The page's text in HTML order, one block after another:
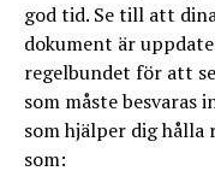
god tid. Se till att
dokument är
regelbundet för att
som måste besvaras
som hjälper dig hålla
som: